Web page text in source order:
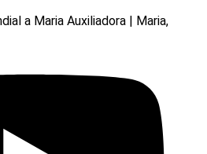
a Maria Auxiliadora | Maria,